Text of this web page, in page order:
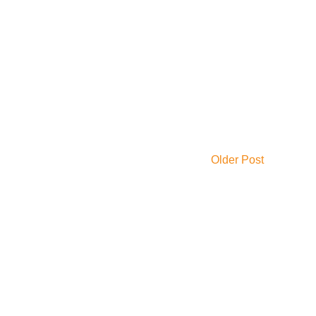
Older Post